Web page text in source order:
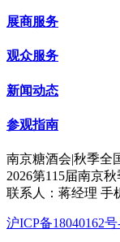
展商服务
观众服务
新闻动态
参观指南
南京糖酒会|秋季全
2026第115届南京
联系人：蒋经理 手
沪ICP备18040162号